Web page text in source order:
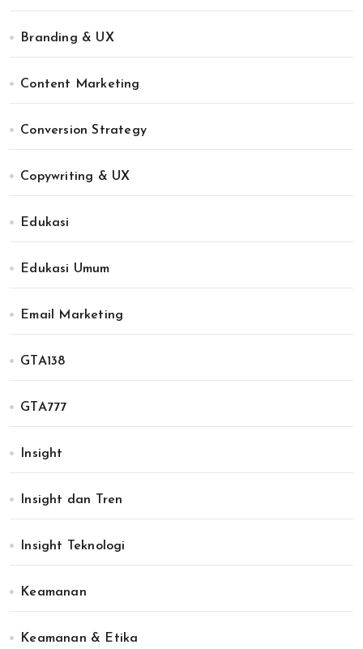
Branding & UX
Content Marketing
Conversion Strategy
Copywriting & UX
Edukasi
Edukasi Umum
Email Marketing
GTA138
GTA777
Insight
Insight dan Tren
Insight Teknologi
Keamanan
Keamanan & Etika